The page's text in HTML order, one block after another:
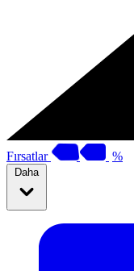
Fırsatlar %
Daha